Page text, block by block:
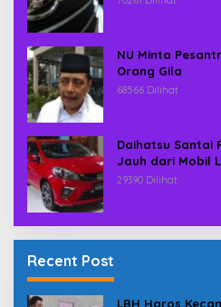
NU Minta
Orang Gila
68566 Dilihat
Daihatsu Santai
Jauh dari Mobil
29390 Dilihat
Recent Post
LBH Haros